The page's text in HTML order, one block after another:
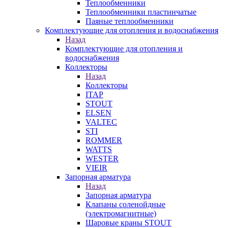
Теплообменники
Теплообменники пластинчатые
Паяные теплообменники
Комплектующие для отопления и водоснабжения
Назад
Комплектующие для отопления и
водоснабжения
Коллекторы
Назад
Коллекторы
ITAP
STOUT
ELSEN
VALTEC
STI
ROMMER
WATTS
WESTER
VIEIR
Запорная арматура
Назад
Запорная арматура
Клапаны соленойдные
(электромагнитные)
Шаровые краны STOUT